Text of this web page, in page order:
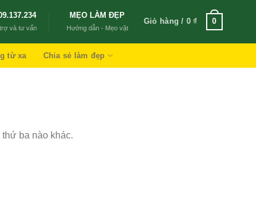
và tư vấn
MẸO LÀM ĐẸP
Hướng dẫn - Mẹo vặt
Giỏ hàng / 0₫ 0
từ xa Chia sẻ làm đẹp
ba nào khác.